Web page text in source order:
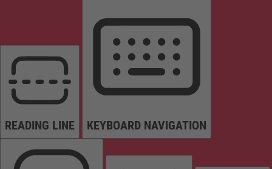
READING LINE KEYBOARD NAVIGATION